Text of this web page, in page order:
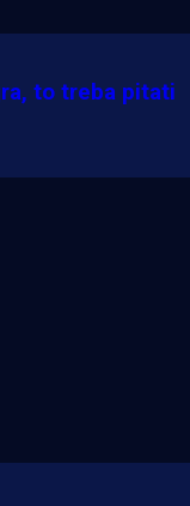
to treba pitati